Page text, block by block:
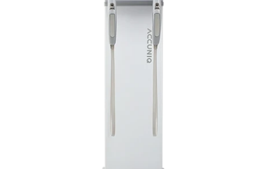
BİABODY Vücut Analiz Cihazları